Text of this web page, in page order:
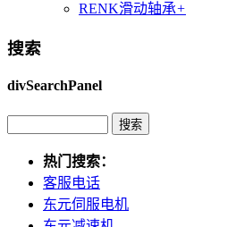
RENK滑动轴承+
搜索
divSearchPanel
热门搜索：
客服电话
东元伺服电机